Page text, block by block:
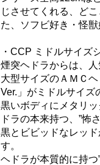
じさせてくれる、ど
た、ソフビ好き・怪
・CCP ミドルサイズ
煙突ヘドラからは、
大型サイズのＡＭＣ
Ver.」がミドルサイズ
黒いボディにメタリ
ドラの本来持つ、”怖
黒とビビッドなレッ
す。
ヘドラが本質的に持つ